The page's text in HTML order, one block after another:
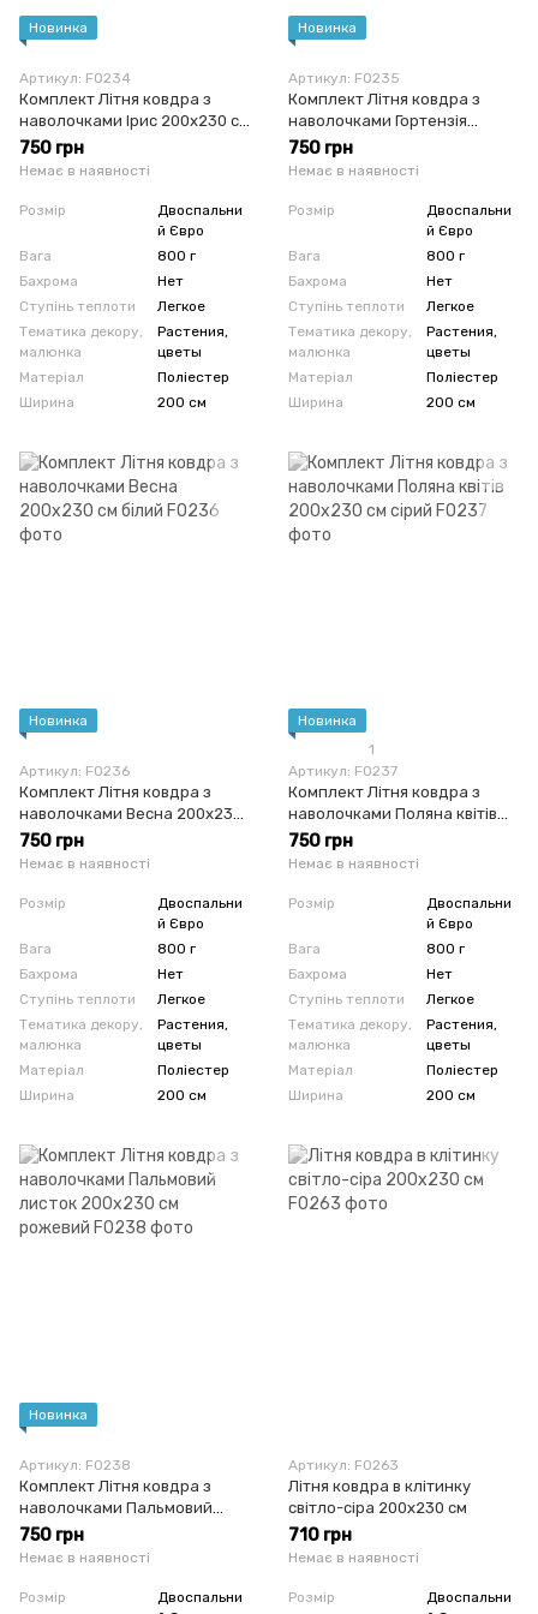
Новинка
Артикул: F0234
Комплект Літня ковдра з
наволочками Ірис 200x230 см
капучіно
750 грн
Немає в наявності
Розмір
Двоспальни
й Євро
Вага
800 г
Бахрома
Нет
Ступінь теплоти
Легкое
Тематика декору,
малюнка
Растения,
цветы
Матеріал
Поліестер
Ширина
200 см
Новинка
Артикул: F0235
Комплект Літня ковдра з
наволочками Гортензія
200x230 см персиковий
750 грн
Немає в наявності
Розмір
Двоспальни
й Євро
Вага
800 г
Бахрома
Нет
Ступінь теплоти
Легкое
Тематика декору,
малюнка
Растения,
цветы
Матеріал
Поліестер
Ширина
200 см
Новинка
Артикул: F0236
Комплект Літня ковдра з
наволочками Весна 200x230
см білий
750 грн
Немає в наявності
Розмір
Двоспальни
й Євро
Вага
800 г
Бахрома
Нет
Ступінь теплоти
Легкое
Тематика декору,
малюнка
Растения,
цветы
Матеріал
Поліестер
Ширина
200 см
Новинка
1
Артикул: F0237
Комплект Літня ковдра з
наволочками Поляна квітів
200x230 см сірий
750 грн
Немає в наявності
Розмір
Двоспальни
й Євро
Вага
800 г
Бахрома
Нет
Ступінь теплоти
Легкое
Тематика декору,
малюнка
Растения,
цветы
Матеріал
Поліестер
Ширина
200 см
Новинка
Артикул: F0238
Комплект Літня ковдра з
наволочками Пальмовий
листок 200x230 см рожевий
750 грн
Немає в наявності
Розмір
Двоспальни
Артикул: F0263
Літня ковдра в клітинку
світло-сіра 200х230 см
710 грн
Немає в наявності
Розмір
Двоспальни